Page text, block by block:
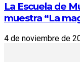
La Escuela de
muestra “La
4 de noviembre de